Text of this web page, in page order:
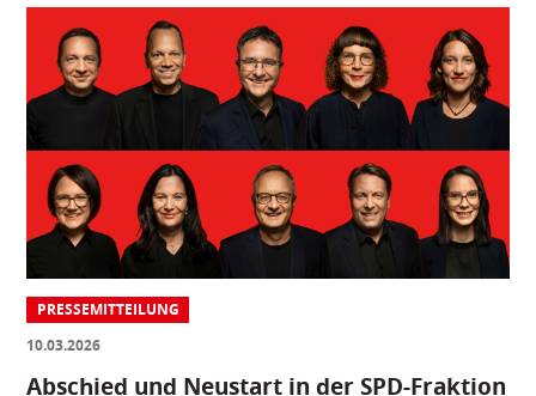
PRESSEMITTEILUNG
10.03.2026
Abschied und Neustart in der SPD-Fraktion